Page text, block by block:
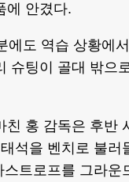
에 안겼다.
에도 역습 상황에
슈팅이 골대 밖으
친 홍 감독은 후반
석을 벤치로 불러
트로프를 그라운